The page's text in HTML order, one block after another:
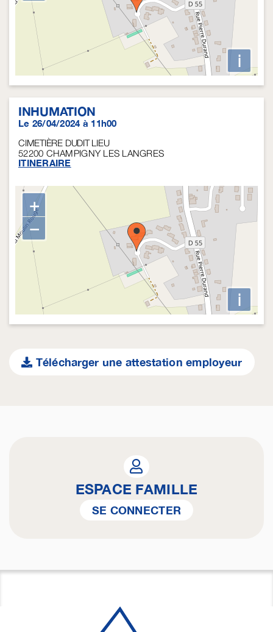
i
INHUMATION
Le 26/04/2024 à 11h00
CIMETIÈRE DUDIT LIEU
52200 CHAMPIGNY LES LANGRES
ITINERAIRE
+
−
i
Télécharger une attestation employeur
ESPACE FAMILLE
SE CONNECTER